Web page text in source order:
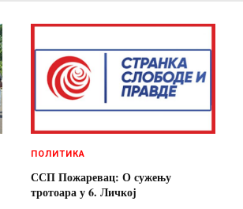
ПОЛИТИКА
ССП Пожаревац: О сужењу
тротоара у 6. Личкој